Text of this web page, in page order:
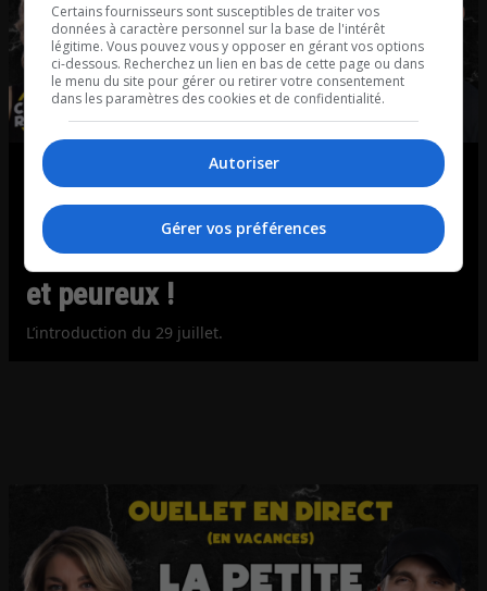
L’introduction | Factures d’Hydro-
Québec impayées par les
Autochtones : l’État est mollasson
et peureux !
L’introduction du 29 juillet.
Certains fournisseurs sont susceptibles de traiter vos
données à caractère personnel sur la base de l'intérêt
légitime. Vous pouvez vous y opposer en gérant vos options
ci-dessous. Recherchez un lien en bas de cette page ou dans
le menu du site pour gérer ou retirer votre consentement
dans les paramètres des cookies et de confidentialité.
Autoriser
Gérer vos préférences